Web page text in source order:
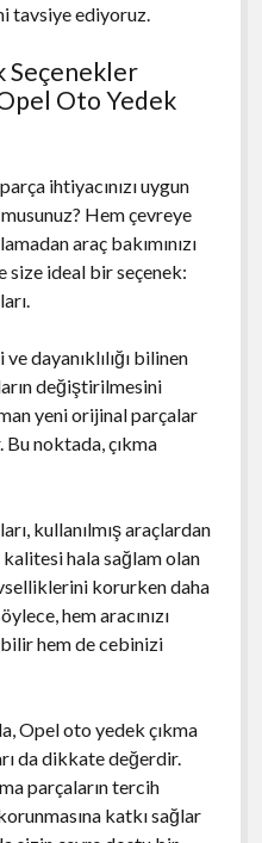
tavsiye ediyoruz.
Seçenekler
Oto Yedek
ihtiyacınızı uygun
Hem çevreye
araç bakımınızı
size ideal bir seçenek:
dayanıklılığı bilinen
değiştirilmesini
yeni orijinal parçalar
noktada, çıkma
kullanılmış araçlardan
hala sağlam olan
korurken daha
hem aracınızı
hem de cebinizi
Opel oto yedek çıkma
da dikkate değerdir.
parçaların tercih
katkı sağlar